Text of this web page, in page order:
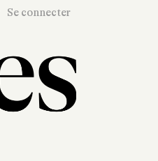
Se connecter